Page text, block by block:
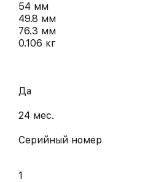
54 мм
49.8 мм
76.3 мм
0.106 кг
Да
24 мес.
Серийный номер
1